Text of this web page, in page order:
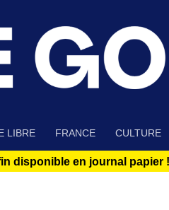
LIBRE FRANCE CULTURE
disponible en journal papier !